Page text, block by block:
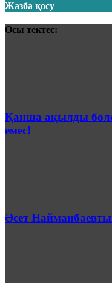
Жазба қосу
Осы тектес:
Қанша ақылды
емес!
Әсет